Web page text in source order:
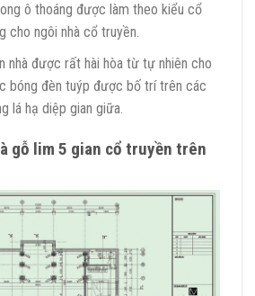
ô thoáng được làm theo kiểu cổ
cho ngôi nhà cổ truyền.
nhà được rất hài hòa từ tự nhiên cho
bóng đèn tuýp được bố trí trên các
lá hạ diệp gian giữa.
gỗ lim 5 gian cổ truyền trên